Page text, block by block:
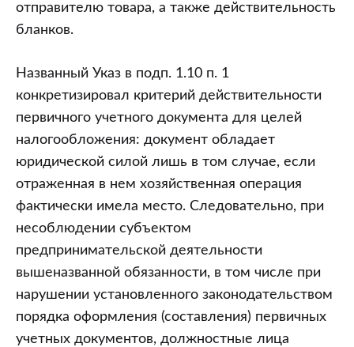
отправителю товара, а также действительность
бланков.
Названный Указ в подп. 1.10 п. 1
конкретизировал критерий действительности
первичного учетного документа для целей
налогообложения: документ обладает
юридической силой лишь в том случае, если
отраженная в нем хозяйственная операция
фактически имела место. Следовательно, при
несоблюдении субъектом
предпринимательской деятельности
вышеназванной обязанности, в том числе при
нарушении установленного законодательством
порядка оформления (составления) первичных
учетных документов, должностные лица